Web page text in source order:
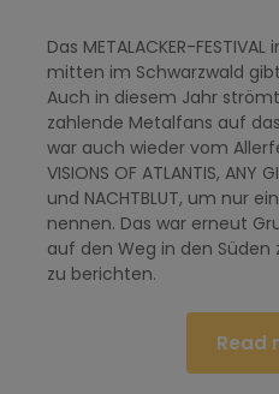
Das METALACKER-
mitten im Schwarzwald
Auch in diesem Jahr
zahlende Metalfans auf
war auch wieder vom
VISIONS OF ATLANTIS, ANY
und NACHTBLUT, um nur
nennen. Das war erneut
auf den Weg in den
zu berichten.
Read